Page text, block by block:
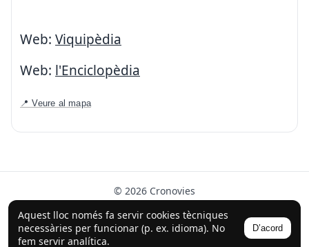
Aquest lloc només fa servir cookies tècniques
necessàries per funcionar (p. ex. idioma). No
fem servir analítica.
D’acord
Web: Viquipèdia
Web: l'Enciclopèdia
📍 Veure al mapa
© 2026 Cronovies
Història als carrers · Desenvolupat amb l’ajuda de la IA
(ChatGPT).
Segueix-nos a Instagram